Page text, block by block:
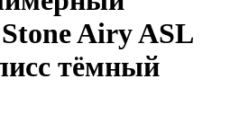
Airy ASL
тёмный